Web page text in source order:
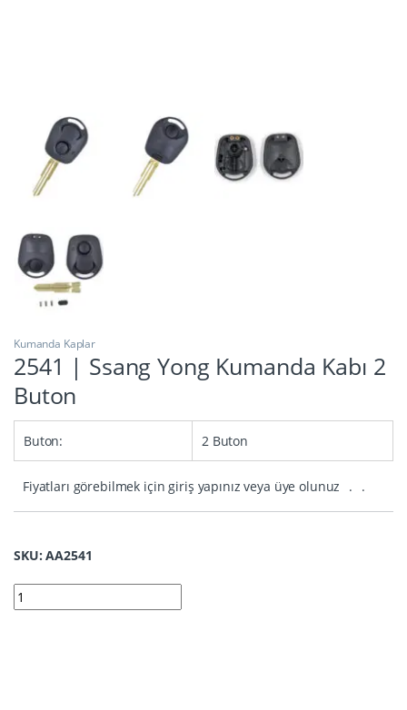
Kumanda Kaplar
2541 | Ssang Yong Kumanda Kabı 2
Buton
Buton: 2 Buton
Fiyatları görebilmek için giriş yapınız veya üye olunuz . .
SKU: AA2541
2541 | Ssang Yong Kumanda Kabı 2 Buton quantity